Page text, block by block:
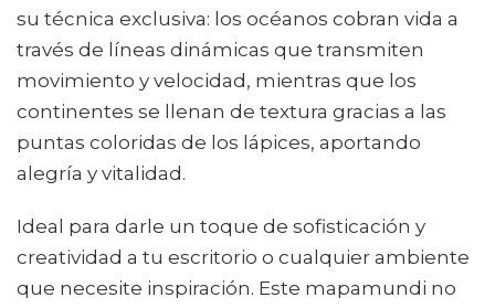
su técnica exclusiva: los océanos cobran vida a
través de líneas dinámicas que transmiten
movimiento y velocidad, mientras que los
continentes se llenan de textura gracias a las
puntas coloridas de los lápices, aportando
alegría y vitalidad.
Ideal para darle un toque de sofisticación y
creatividad a tu escritorio o cualquier ambiente
que necesite inspiración. Este mapamundi no